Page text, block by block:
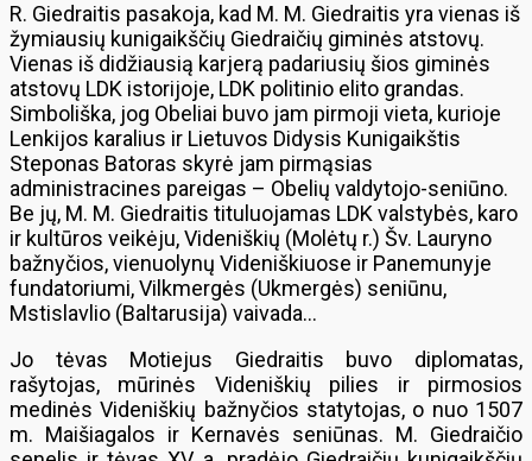
R. Giedraitis pasakoja, kad M. M. Giedraitis yra vienas iš
žymiausių kunigaikščių Giedraičių giminės atstovų.
Vienas iš didžiausią karjerą padariusių šios giminės
atstovų LDK istorijoje, LDK politinio elito grandas.
Simboliška, jog Obeliai buvo jam pirmoji vieta, kurioje
Lenkijos karalius ir Lietuvos Didysis Kunigaikštis
Steponas Batoras skyrė jam pirmąsias
administracines pareigas – Obelių valdytojo-seniūno.
Be jų, M. M. Giedraitis tituluojamas LDK valstybės, karo
ir kultūros veikėju, Videniškių (Molėtų r.) Šv. Lauryno
bažnyčios, vienuolynų Videniškiuose ir Panemunyje
fundatoriumi, Vilkmergės (Ukmergės) seniūnu,
Mstislavlio (Baltarusija) vaivada…
Jo tėvas Motiejus Giedraitis buvo diplomatas,
rašytojas, mūrinės Videniškių pilies ir pirmosios
medinės Videniškių bažnyčios statytojas, o nuo 1507
m. Maišiagalos ir Kernavės seniūnas. M. Giedraičio